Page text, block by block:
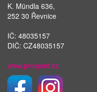
K. Mündla 636,
252 30 Řevnice
IČ: 48035157
DIČ: CZ48035157
www.prosport.cz